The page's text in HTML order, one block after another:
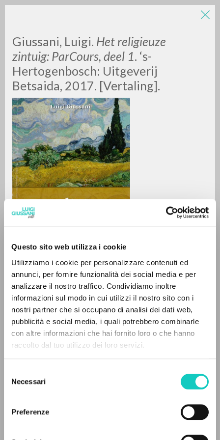
Questo sito web utilizza i cookie
Utilizziamo i cookie per personalizzare contenuti ed
annunci, per fornire funzionalità dei social media e per
analizzare il nostro traffico. Condividiamo inoltre
informazioni sul modo in cui utilizzi il nostro sito con i
nostri partner che si occupano di analisi dei dati web,
pubblicità e social media, i quali potrebbero combinarle
con altre informazioni che hai fornito loro o che hanno
raccolto dal tuo utilizzo dei loro servizi.
delNecessari
Preferenze
Giussani, Luigi. Het religieuze
zintuig: ParCours, deel 1. ‘s-
Hertogenbosch: Uitgeverij
Betsaida, 2017. [Vertaling].
Giussani Luigi
Autor
Simonis Adrianus
Introducción
Uitgeverij Betsaida
2017
26/01/2022
LUIGI
GIUSSANI
BÚSQUEDA AVANZADA »
0DOCUMENTOS ENCONTRADOS
RESULTADOS SUCESIVOS